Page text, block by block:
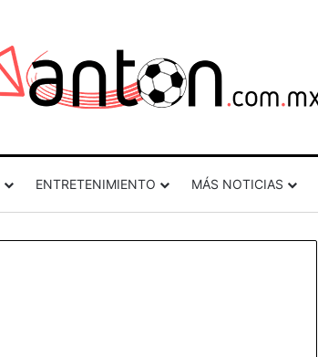
ENTRETENIMIENTO MÁS NOTICIAS